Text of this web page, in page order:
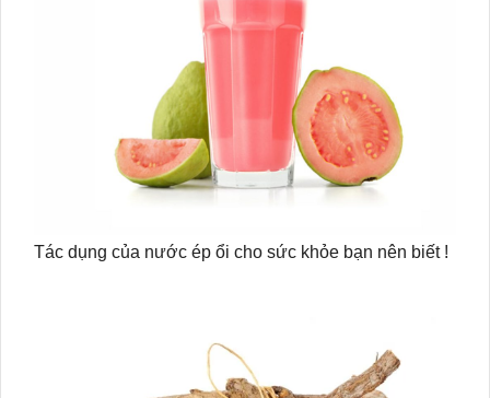
Tác dụng của nước ép ổi cho sức khỏe bạn nên biết !